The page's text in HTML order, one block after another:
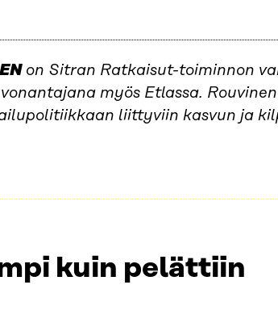
on Sitran Ratkaisut-toiminnon
myös Etlassa.
liittyviin kasvun ja
kuin pelättiin